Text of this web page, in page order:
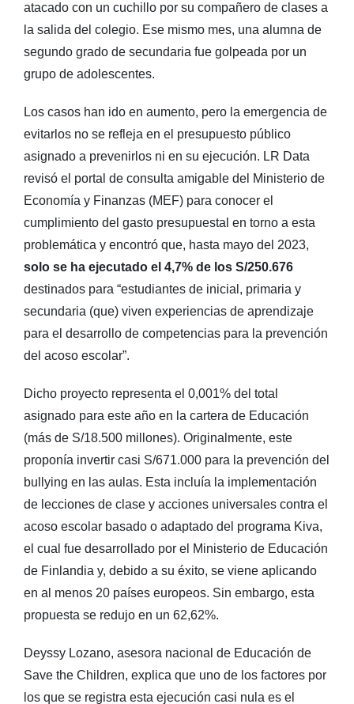
atacado con un cuchillo por su compañero de clases a
la salida del colegio. Ese mismo mes, una alumna de
segundo grado de secundaria fue golpeada por un
grupo de adolescentes.
Los casos han ido en aumento, pero la emergencia de
evitarlos no se refleja en el presupuesto público
asignado a prevenirlos ni en su ejecución. LR Data
revisó el portal de consulta amigable del Ministerio de
Economía y Finanzas (MEF) para conocer el
cumplimiento del gasto presupuestal en torno a esta
problemática y encontró que, hasta mayo del 2023,
solo se ha ejecutado el 4,7% de los S/250.676
destinados para “estudiantes de inicial, primaria y
secundaria (que) viven experiencias de aprendizaje
para el desarrollo de competencias para la prevención
del acoso escolar”.
Dicho proyecto representa el 0,001% del total
asignado para este año en la cartera de Educación
(más de S/18.500 millones). Originalmente, este
proponía invertir casi S/671.000 para la prevención del
bullying en las aulas. Esta incluía la implementación
de lecciones de clase y acciones universales contra el
acoso escolar basado o adaptado del programa Kiva,
el cual fue desarrollado por el Ministerio de Educación
de Finlandia y, debido a su éxito, se viene aplicando
en al menos 20 países europeos. Sin embargo, esta
propuesta se redujo en un 62,62%.
Deyssy Lozano, asesora nacional de Educación de
Save the Children, explica que uno de los factores por
los que se registra esta ejecución casi nula es el